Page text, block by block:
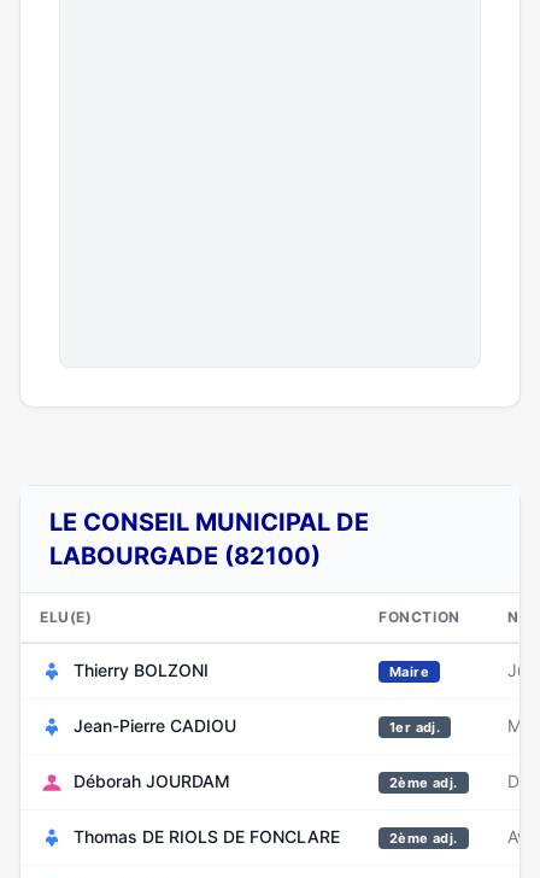
LE CONSEIL MUNICIPAL DE
LABOURGADE (82100)
ELU(E) FONCTION
Thierry BOLZONI Maire
Jean-Pierre CADIOU 1er adj.
Déborah JOURDAM 2ème adj.
Thomas DE RIOLS DE FONCLARE 2ème adj.